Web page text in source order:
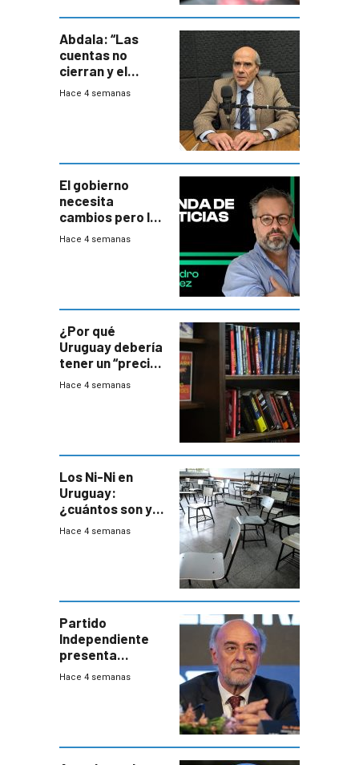
Abdala: “Las
cuentas no
cierran y el
balance del
Hace 4 semanas
El gobierno
necesita
cambios pero los
ministros tienen
Hace 4 semanas
¿Por qué
Uruguay debería
tener un “precio
único” en los
Hace 4 semanas
Los Ni-Ni en
Uruguay:
¿cuántos son y
en dónde están?
Hace 4 semanas
Partido
Independiente
presenta
demanda civil
Hace 4 semanas